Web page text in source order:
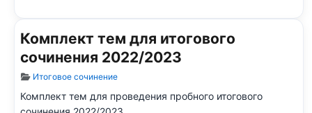
Комплект тем для итогового
сочинения 2022/2023
Информация о материале
Итоговое сочинение
Комплект тем для проведения пробного итогового